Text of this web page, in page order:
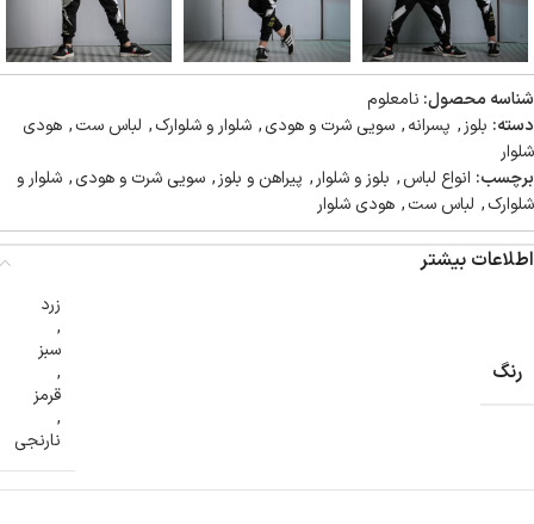
شناسه محصول: نامعلوم
دسته: بلوز, پسرانه, سویی شرت و هودی, شلوار و شلوارک, لباس ست, هودی
شلوار
برچسب: انواع لباس, بلوز و شلوار , پیراهن و بلوز, سویی شرت و هودی, شلوار و
شلوارک, لباس ست, هودی شلوار
اطلاعات بیشتر
رنگ
زرد
,
سبز
,
قرمز
,
نارنجی